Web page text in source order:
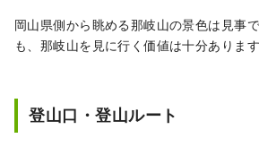
岡山県側から眺める那岐山の景色は見事
も、那岐山を見に行く価値は十分あります
登山口・登山ルート